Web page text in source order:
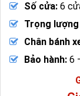
Số cửa: 6
Trọng
Chân bánh
Bảo hành: 6